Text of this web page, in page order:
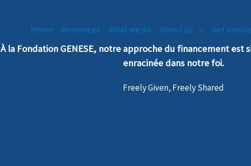
Home Resources What we do About us Get
À la Fondation GENESE, notreapprochedu financement est
enracinée dans notre foi.
Freely Given, Freely Shared